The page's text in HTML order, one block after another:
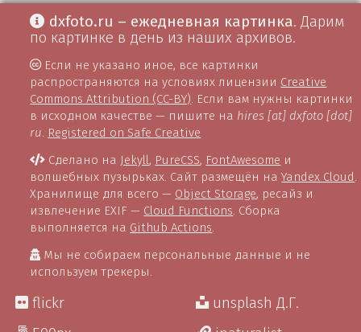
dxfoto.ru – ежедневная картинка. Дарим
по картинке в день из наших архивов.
Если не указано иное, все картинки
распространяются на условиях лицензии Creative
Commons Attribution (CC-BY). Если вам нужны картинки
в исходном качестве — пишите на hires [at] dxfoto [dot]
ru. Registered on Safe Creative
Сделано на Jekyll, PureCSS, FontAwesome и
волшебных пузырьках. Сайт размещён наYandex Cloud.
Хранилище для всего — Object Storage, ресайз и
извлечение EXIF — Cloud Functions. Сборка
выполняется на Github Actions.
Мы не собираем персональные данные и не
используем трекеры.
flickr
unsplash Д.Г.